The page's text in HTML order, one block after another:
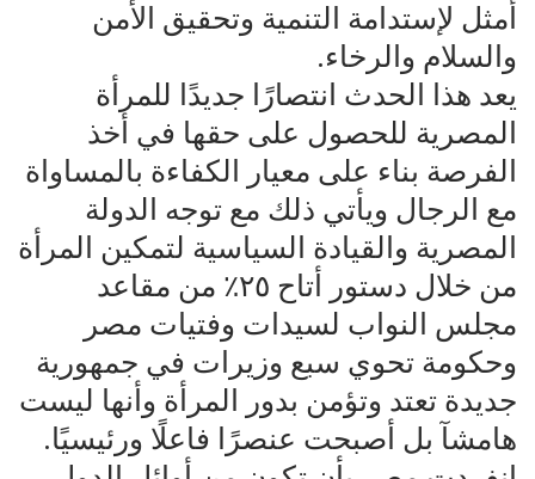
أمثل لإستدامة التنمية وتحقيق الأمن
والسلام والرخاء.
يعد هذا الحدث انتصارًا جديدًا للمرأة
المصرية للحصول على حقها في أخذ
الفرصة بناء على معيار الكفاءة بالمساواة
مع الرجال ويأتي ذلك مع توجه الدولة
المصرية والقيادة السياسية لتمكين المرأة
من خلال دستور أتاح ٢٥٪ من مقاعد
مجلس النواب لسيدات وفتيات مصر
وحكومة تحوي سبع وزيرات في جمهورية
جديدة تعتد وتؤمن بدور المرأة وأنها ليست
هامشآ بل أصبحت عنصرًا فاعلًا ورئيسيًا.